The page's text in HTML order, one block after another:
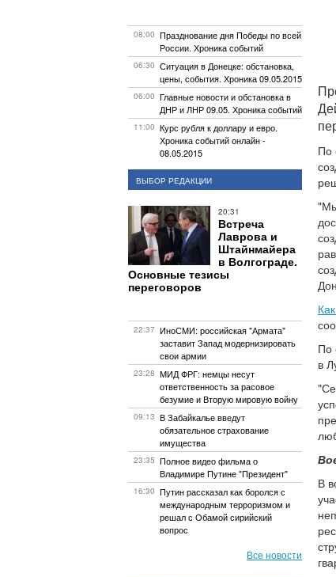
По
По
в
В
08:00 Празднование дня Победы по всей
России. Хроника событий
06:30 Ситуация в Донецке: обстановка,
цены, события. Хроника 09.05.2015
06:00 Главные новости и обстановка в
ДНР и ЛНР 09.05. Хроника событий
11:00 Курс рубля к доллару и евро.
Хроника событий онлайн -
08.05.2015
ВЫБОР РЕДАКЦИИ
20:31
Встреча
Лаврова и
Штайнмайера
в Волгограде.
Основные тезисы
переговоров
22:37 ИноСМИ: российская "Армата"
заставит Запад модернизировать
свои армии
23:28 МИД ФРГ: немцы несут
ответственность за расовое
безумие и Вторую мировую войну
09:13 В Забайкалье введут
обязательное страхование
имущества
23:35 Полное видео фильма о
Владимире Путине "Президент"
16:30 Путин рассказал как боролся с
международным терроризмом и
решал с Обамой сирийский
вопрос
Все новости